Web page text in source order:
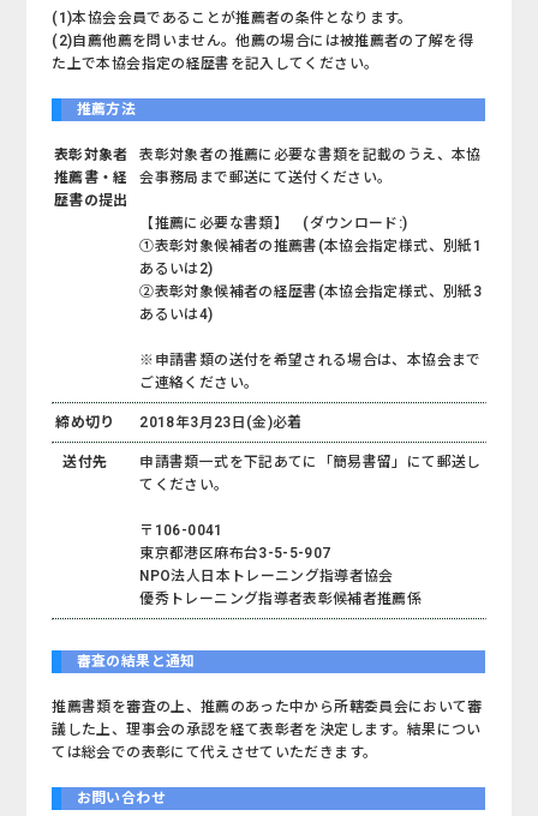
(1)本協会会員であることが推薦者の条件となります。
(2)自薦他薦を問いません。他薦の場合には被推薦者の了解を得
た上で本協会指定の経歴書を記入してください。
推薦方法
表彰対象者
推薦書・経
歴書の提出
表彰対象者の推薦に必要な書類を記載のうえ、本協
会事務局まで郵送にて送付ください。
【推薦に必要な書類】 (ダウンロード:)
①表彰対象候補者の推薦書(本協会指定様式、別紙1
あるいは2)
②表彰対象候補者の経歴書(本協会指定様式、別紙3
あるいは4)
※申請書類の送付を希望される場合は、本協会まで
ご連絡ください。
締め切り 2018年3月23日(金)必着
送付先
申請書類一式を下記あてに「簡易書留」にて郵送し
てください。
〒106-0041
東京都港区麻布台3-5-5-907
NPO法人日本トレーニング指導者協会
優秀トレーニング指導者表彰候補者推薦係
審査の結果と通知
推薦書類を審査の上、推薦のあった中から所轄委員会において審
議した上、理事会の承認を経て表彰者を決定します。結果につい
ては総会での表彰にて代えさせていただきます。
お問い合わせ